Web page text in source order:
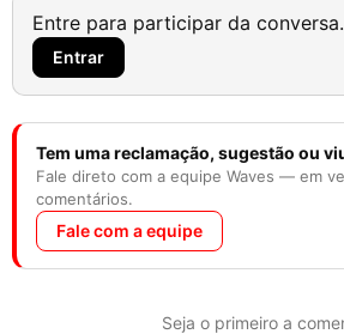
Entre para participar da conversa.
Entrar
Tem uma reclamação, sugestão ou
Fale direto com a equipe Waves — em
comentários.
Fale com a equipe
Seja o primeiro a